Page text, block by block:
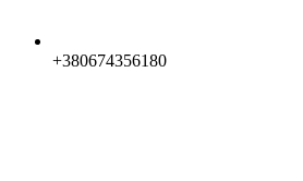
+380674356180